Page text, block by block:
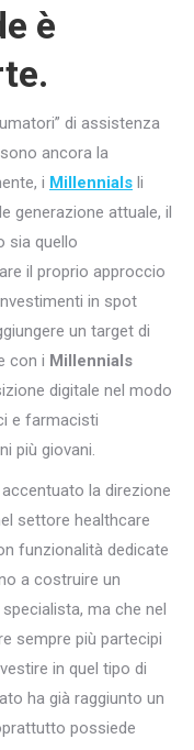
è
di assistenza
ancora la
i Millennials li
generazione attuale, il
sia quello
il proprio approccio
in spot
un target di
con i Millennials
digitale nel modo
e farmacisti
più giovani.
la direzione
settore healthcare
funzionalità dedicate
a costruire un
ma che nel
sempre più partecipi
in quel tipo di
ha già raggiunto un
possiede